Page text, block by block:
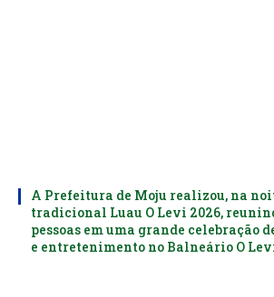
A Prefeitura de Moju realizou, na
tradicional Luau O Levi 2026,
pessoas em uma grande celebração
e entretenimento no Balneário O